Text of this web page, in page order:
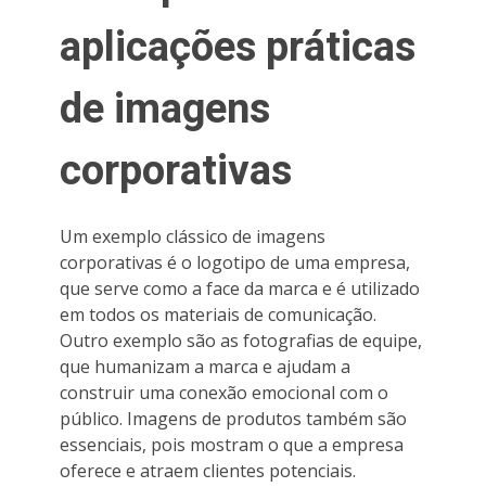
aplicações práticas
de imagens
corporativas
Um exemplo clássico de imagens
corporativas é o logotipo de uma empresa,
que serve como a face da marca e é utilizado
em todos os materiais de comunicação.
Outro exemplo são as fotografias de equipe,
que humanizam a marca e ajudam a
construir uma conexão emocional com o
público. Imagens de produtos também são
essenciais, pois mostram o que a empresa
oferece e atraem clientes potenciais.